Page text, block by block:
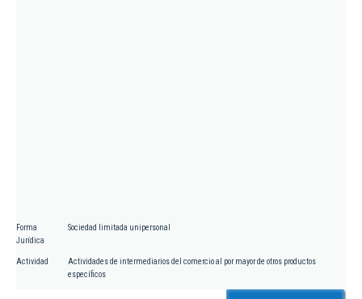
Forma
Jurídica
Sociedad limitada unipersonal
Actividad
Actividades de intermediarios del comercio al por mayor de otros productos
específicos